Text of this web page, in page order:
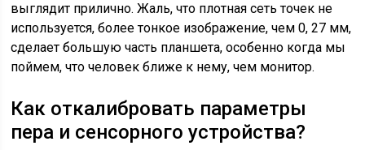
выглядит прилично. Жаль, что плотная сеть точек не
используется, более тонкое изображение, чем 0, 27 мм,
сделает большую часть планшета, особенно когда мы
поймем, что человек ближе к нему, чем монитор.
Как откалибровать параметры
пера и сенсорного устройства?